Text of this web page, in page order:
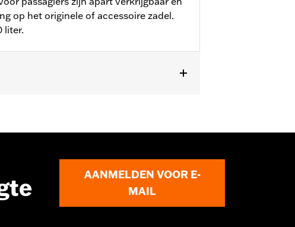
op het originele of accessoire zadel.
liter.
Voor '24 FLTRXSTSE-modellen is de
gebruikmaken van een Grand Tour-
AANMELDEN VOOR E-
MAIL